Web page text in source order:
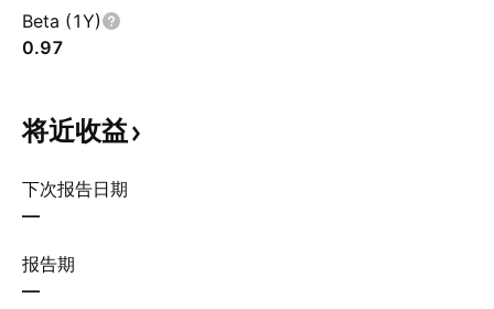
Beta (1Y)
0.97
将近收益
下次报告日期
—
报告期
—